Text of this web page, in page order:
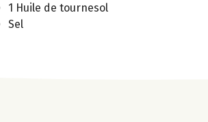
1 Huile de tournesol
Sel